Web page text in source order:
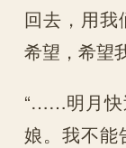
回去，用我
希望，希望
“……明月快
娘。我不能